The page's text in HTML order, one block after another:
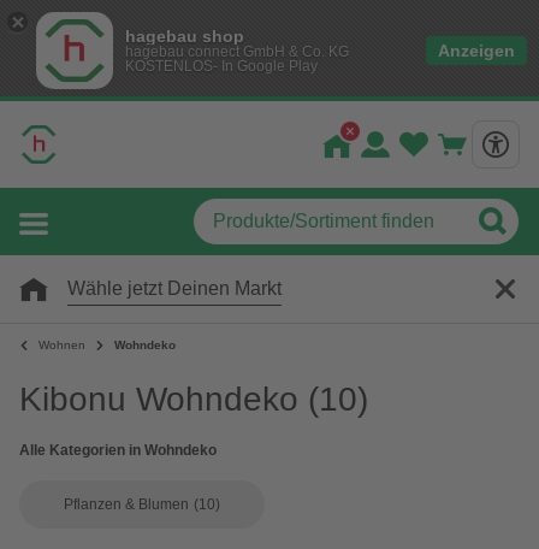
hagebau shop
hagebau connect GmbH & Co. KG
KOSTENLOS- In Google Play
Anzeigen
Wähle jetzt Deinen Markt
Wohnen Wohndeko
Kibonu Wohndeko (10)
Alle Kategorien in Wohndeko
Pflanzen & Blumen (10)